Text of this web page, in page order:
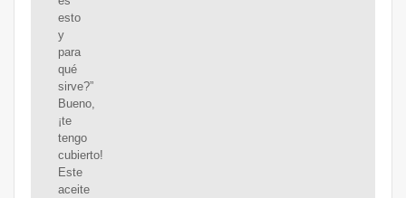
esto
y
para
qué
sirve?”
Bueno,
¡te
tengo
cubierto!
Este
aceite